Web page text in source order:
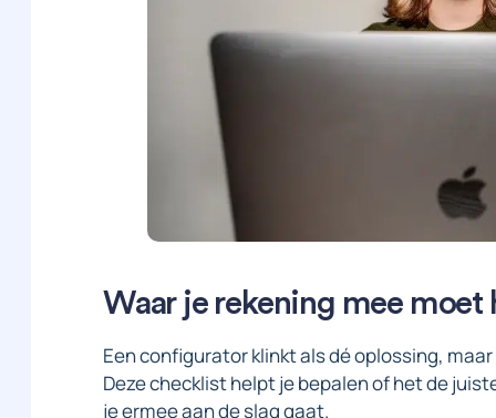
Waar je rekening mee moet
Een configurator klinkt als dé oplossing,
Deze checklist helpt je bepalen of het de
je ermee aan de slag gaat.